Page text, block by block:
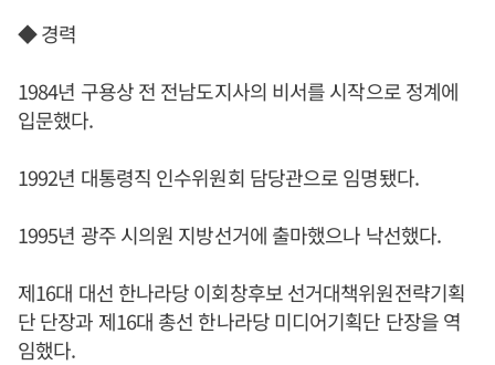
◆ 경력
1984년 구용상 전 전남도지사의 비서를 시작으로 정계에
입문했다.
1992년 대통령직 인수위원회 담당관으로 임명됐다.
1995년 광주 시의원 지방선거에 출마했으나 낙선했다.
제16대 대선 한나라당 이회창후보 선거대책위원전략기획
단 단장과 제16대 총선 한나라당 미디어기획단 단장을 역
임했다.